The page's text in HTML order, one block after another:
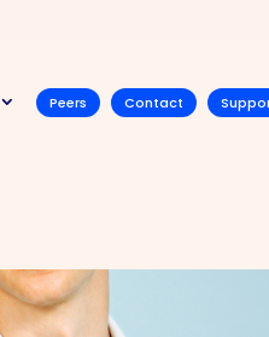
Peers Contact